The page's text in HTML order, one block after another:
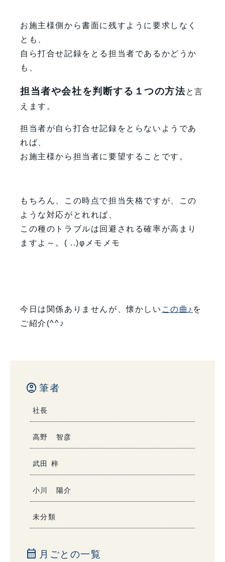
お施主様側から書面に残すように要求しなく
とも、
自ら打合せ記録をとる担当者であるかどうか
も、
担当者や会社を判断する１つの方法と言
えます。
担当者が自ら打合せ記録をとらないようであ
れば、
お施主様から担当者に要望することです。
もちろん、この時点で担当失格ですが、この
ような対応がとれれば、
この種のトラブルは回避される確率が高まり
ますよ～。( ..)φメモメモ
今日は関係ありませんが、懐かしい この曲♪ を
ご紹介(^^♪
account_circle 筆者
社長
高野 智彦
武田 梓
小川 陽介
未分類
calendar_month 月ごとの一覧